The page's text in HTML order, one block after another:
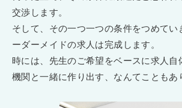
交渉します。
そして、その一つ一つの条件をつめてい
ーダーメイドの求人は完成します。
時には、先生のご希望をベースに求人自
機関と一緒に作り出す、なんてこともあ